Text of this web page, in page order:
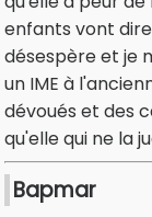
enfants vont
désespère et je
un IME à
dévoués et des
qu'elle qui ne la
Bapmar